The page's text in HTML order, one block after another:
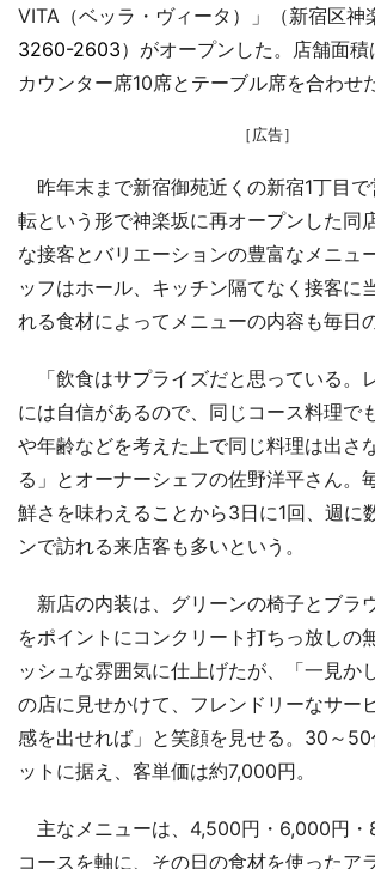
VITA（ベッラ・ヴィータ）」（新宿区神
3260-2603）がオープンした。店舗面
カウンター席10席とテーブル席を合わせ
［広告］
昨年末まで新宿御苑近くの新宿1丁目で
転という形で神楽坂に再オープンした同
な接客とバリエーションの豊富なメニュ
ッフはホール、キッチン隔てなく接客に
れる食材によってメニューの内容も毎日
「飲食はサプライズだと思っている。
には自信があるので、同じコース料理で
や年齢などを考えた上で同じ料理は出さ
る」とオーナーシェフの佐野洋平さん。
鮮さを味わえることから3日に1回、週に
ンで訪れる来店客も多いという。
新店の内装は、グリーンの椅子とブラ
をポイントにコンクリート打ちっ放しの
ッシュな雰囲気に仕上げたが、「一見か
の店に見せかけて、フレンドリーなサー
感を出せれば」と笑顔を見せる。30～
ットに据え、客単価は約7,000円。
主なメニューは、4,500円・6,000円
コースを軸に、その日の食材を使ったア